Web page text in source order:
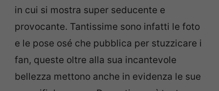
in cui si mostra super seducente e
provocante. Tantissime sono infatti le foto
e le pose osé che pubblica per stuzzicare i
fan, queste oltre alla sua incantevole
bellezza mettono anche in evidenza le sue